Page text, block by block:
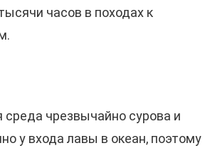
часов в походах к
среда чрезвычайно сурова и
у входа лавы в океан, поэтому